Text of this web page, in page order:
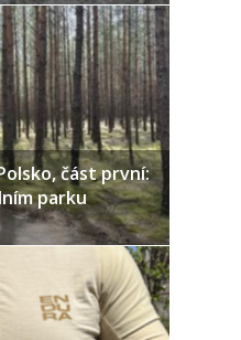
část první:
parku